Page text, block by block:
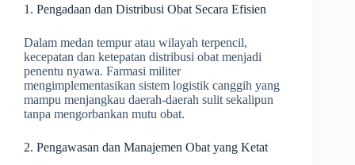
1. Pengadaan dan Distribusi Obat Secara Efisien
Dalam medan tempur atau wilayah terpencil,
kecepatan dan ketepatan distribusi obat menjadi
penentu nyawa. Farmasi militer
mengimplementasikan sistem logistik canggih yang
mampu menjangkau daerah-daerah sulit sekalipun
tanpa mengorbankan mutu obat.
2. Pengawasan dan Manajemen Obat yang Ketat